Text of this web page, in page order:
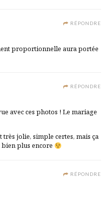
RÉPONDRE
proportionnelle aura portée
RÉPONDRE
avec ces photos ! Le mariage
très jolie, simple certes, mais ça
plus encore
RÉPONDRE